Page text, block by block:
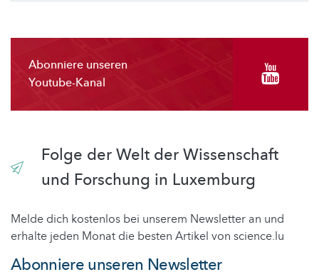
Abonniere unseren
Youtube-Kanal
Folge der Welt der Wissenschaft
und Forschung in Luxemburg
Melde dich kostenlos bei unserem Newsletter an und
erhalte jeden Monat die besten Artikel von science.lu
Abonniere unseren Newsletter